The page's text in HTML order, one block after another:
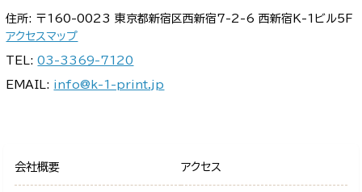
住所: 〒160-0023 東京都新宿区西新宿7-2-6 西新宿K-1ビル5F
アクセスマップ
TEL:03-3369-7120
EMAIL: info@k-1-print.jp
会社概要 アクセス